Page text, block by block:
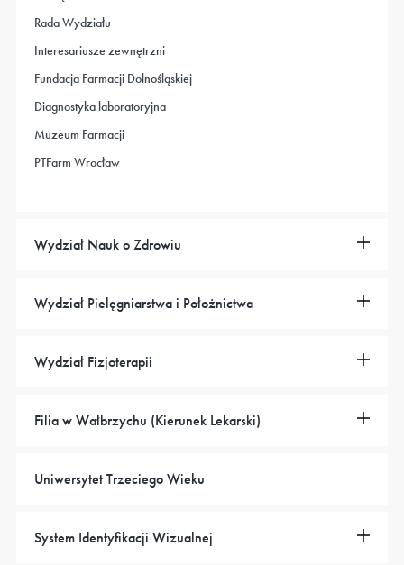
Rada Wydziału
Interesariusze zewnętrzni
Fundacja Farmacji Dolnośląskiej
Diagnostyka laboratoryjna
Muzeum Farmacji
PTFarm Wrocław
Wydział Nauk o Zdrowiu
Wydział Pielęgniarstwa i Położnictwa
Wydział Fizjoterapii
Filia w Wałbrzychu (Kierunek Lekarski)
Uniwersytet Trzeciego Wieku
System Identyfikacji Wizualnej